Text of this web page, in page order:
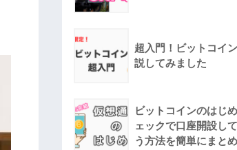
超入門！ビットコイ
説してみました
ビットコインのはじ
ェックで口座開設し
う方法を簡単にまとめ